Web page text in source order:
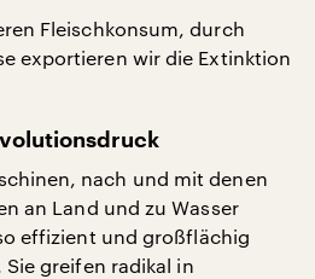
Fleischkonsum, durch
exportieren wir die Extinktion
nach und mit denen
an Land und zu Wasser
effizient und großflächig
greifen radikal in